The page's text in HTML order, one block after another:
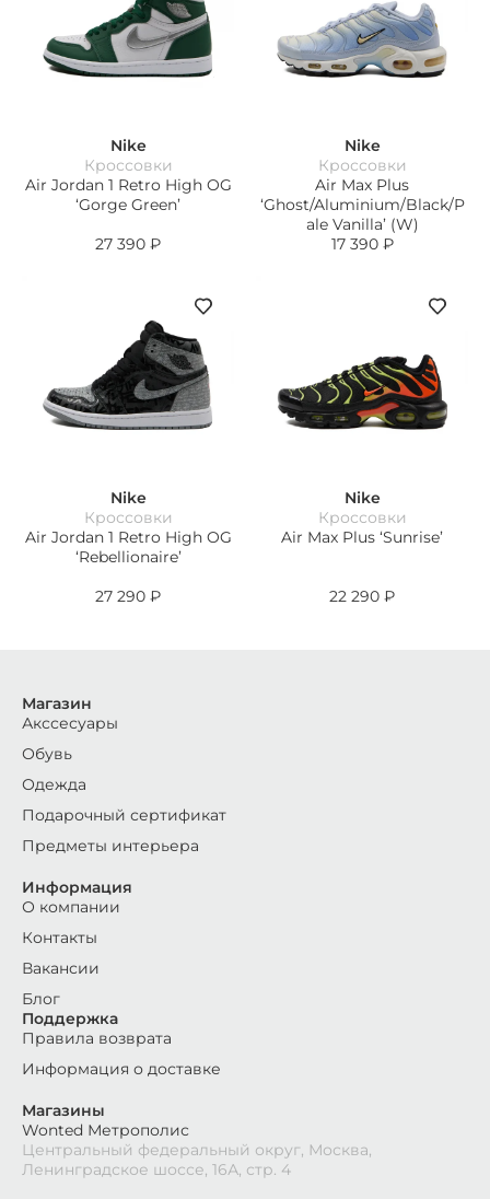
Nike
Кроссовки
Air Jordan 1 Retro High OG
‘Gorge Green’
27 390 ₽
Nike
Кроссовки
Air Max Plus
‘Ghost/Aluminium/Black/P
ale Vanilla’ (W)
17 390 ₽
Nike
Кроссовки
Air Jordan 1 Retro High OG
‘Rebellionaire’
27 290 ₽
Nike
Кроссовки
Air Max Plus ‘Sunrise’
22 290 ₽
Магазины
Wonted Метрополис
Центральный федеральный округ, Москва,
Ленинградское шоссе, 16А, стр. 4
Магазин
Акссесуары
Обувь
Одежда
Подарочный сертификат
Предметы интерьера
Информация
О компании
Контакты
Вакансии
Блог
Поддержка
Правила возврата
Информация о доставке